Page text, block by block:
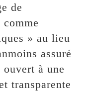
de
» au lieu
assuré
à une
transparente